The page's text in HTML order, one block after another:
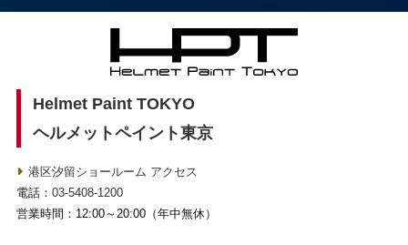
Helmet Paint TOKYO
ヘルメットペイント東京
港区汐留ショールーム アクセス
電話： 03-5408-1200
営業時間：12:00～20:00（年中無休）